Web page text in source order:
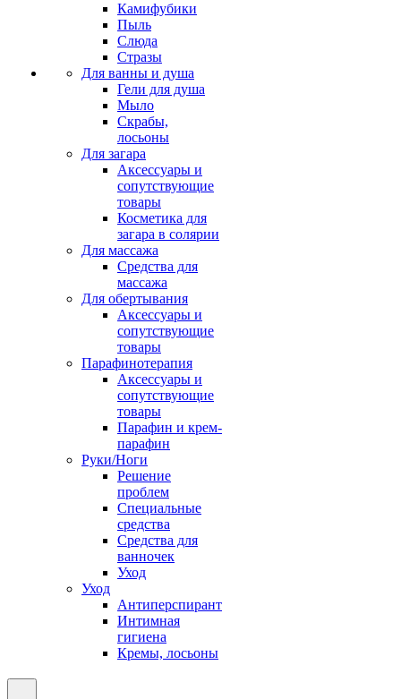
Камифубики
Пыль
Слюда
Стразы
Для ванны и душа
Гели для душа
Мыло
Скрабы,
лосьоны
Для загара
Аксессуары и
сопутствующие
товары
Косметика для
загара в солярии
Для массажа
Средства для
массажа
Для обертывания
Аксессуары и
сопутствующие
товары
Парафинотерапия
Аксессуары и
сопутствующие
товары
Парафин и крем-
парафин
Руки/Ноги
Решение
проблем
Специальные
средства
Средства для
ванночек
Уход
Уход
Антиперспирант
Интимная
гигиена
Кремы, лосьоны